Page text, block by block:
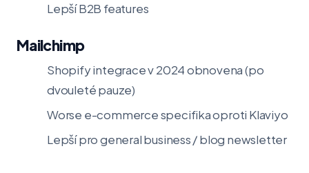
Lepší B2B features
Mailchimp
Shopify integrace v 2024 obnovena (po
dvouleté pauze)
Worse e-commerce specifika oproti Klaviyo
Lepší pro general business / blog newsletter